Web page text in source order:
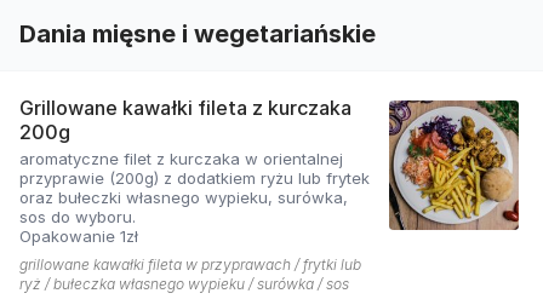
Dania mięsne i wegetariańskie
Grillowane kawałki fileta z kurczaka
200g
aromatyczne filet z kurczaka w orientalnej
przyprawie (200g) z dodatkiem ryżu lub frytek
oraz bułeczki własnego wypieku, surówka,
sos do wyboru.
Opakowanie 1zł
grillowane kawałki fileta w przyprawach / frytki lub
ryż / bułeczka własnego wypieku / surówka / sos